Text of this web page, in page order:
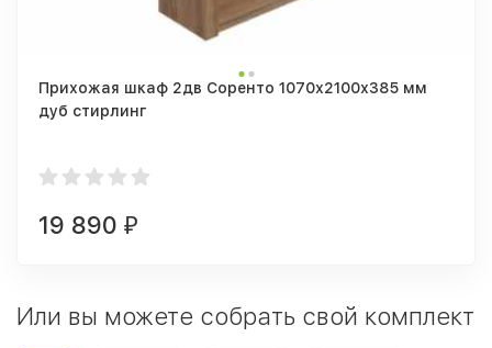
Прихожая шкаф 2дв Соренто 1070х2100х385 мм
дуб стирлинг
19 890 ₽
Или вы можете собрать свой комплект